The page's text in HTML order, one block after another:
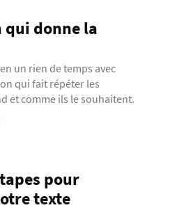
donne la
un rien de temps avec
qui fait répéter les
et comme ils le souhaitent.
pour
texte